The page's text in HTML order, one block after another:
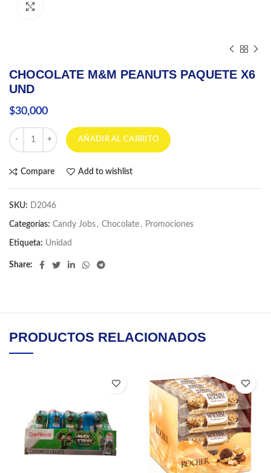
CHOCOLATE M&M PEANUTS PAQUETE X6
UND
$30,000
CHOCOLATE M&M PEANUTS PAQUETE X6 UND cantidad
AÑADIR AL CARRITO
Compare Add to wishlist
SKU: D2046
Categorías: Candy Jobs , Chocolate , Promociones
Etiqueta: Unidad
Share
PRODUCTOS RELACIONADOS